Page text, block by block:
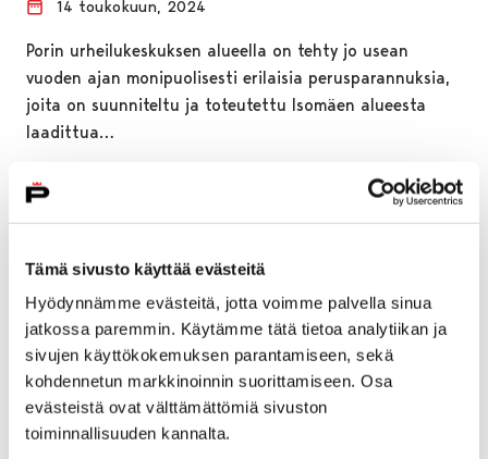
Tämä sivusto käyttää evästeitä
Hyödynnämme evästeitä, jotta voimme palvella sinua
jatkossa paremmin. Käytämme tätä tietoa analytiikan ja
sivujen käyttökokemuksen parantamiseen, sekä
kohdennetun markkinoinnin suorittamiseen. Osa
evästeistä ovat välttämättömiä sivuston
toiminnallisuuden kannalta.
14 toukokuun, 2024
Porin urheilukeskuksen alueella on tehty jo usean
vuoden ajan monipuolisesti erilaisia perusparannuksia,
joita on suunniteltu ja toteutettu Isomäen alueesta
laadittua…